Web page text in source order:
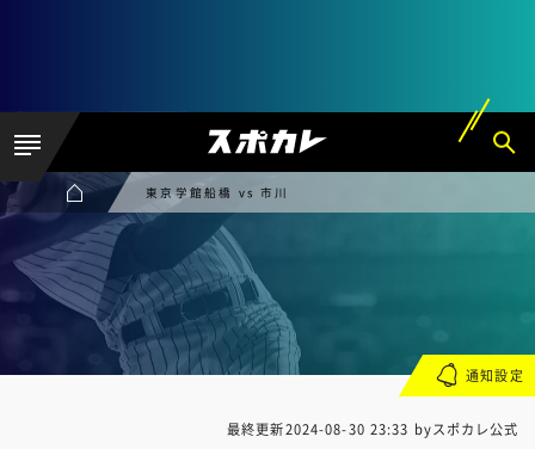
東京学館船橋 vs 市川
最終更新2024-08-30 23:33 byスポカレ公式
通知設定